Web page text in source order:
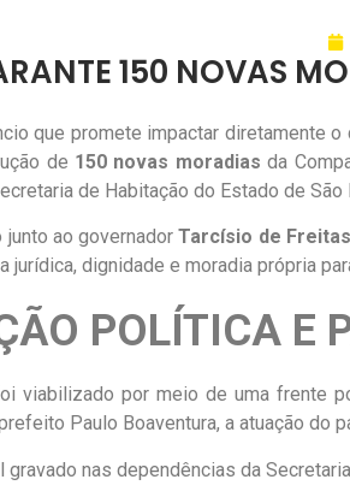
150 NOVAS
que promete impactar diretamente
de 150 novas moradias da
de Habitação do Estado de São
junto ao governadorTarcísio de Freitas
jurídica, dignidade e moradia própria
POLÍTICA E
viabilizado por meio de uma frente
Paulo Boaventura, a atuação do
gravado nas dependências da